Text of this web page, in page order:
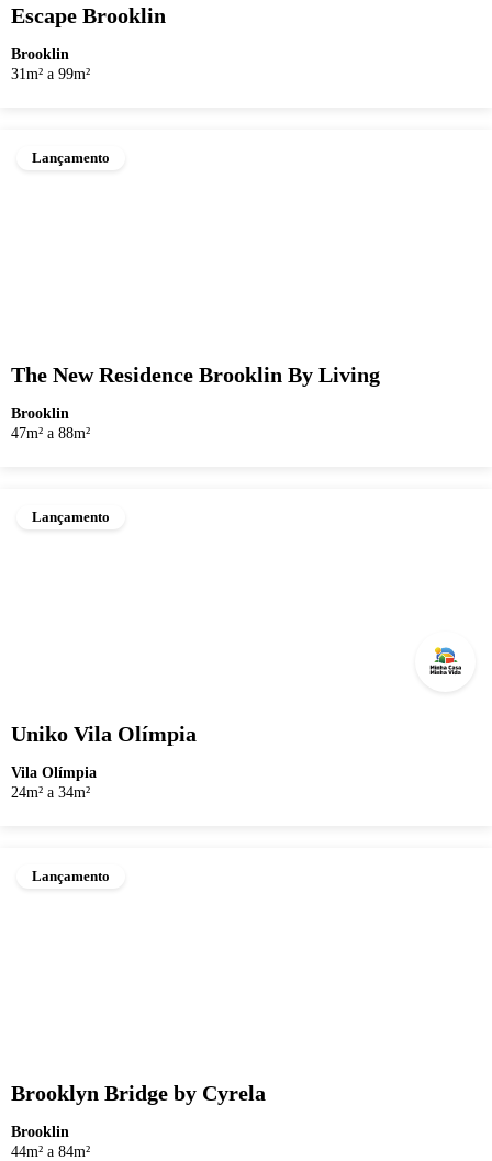
Escape Brooklin
Brooklin
31m² a 99m²
Lançamento
The New Residence Brooklin By Living
Brooklin
47m² a 88m²
Lançamento
Uniko Vila Olímpia
Vila Olímpia
24m² a 34m²
Lançamento
Brooklyn Bridge by Cyrela
Brooklin
44m² a 84m²